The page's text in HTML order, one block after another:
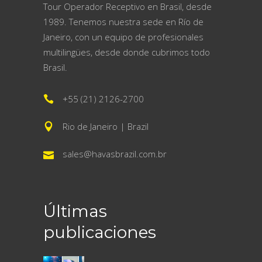
Tour Operador Receptivo en Brasil, desde
1989. Tenemos nuestra sede en Río de
Janeiro, con un equipo de profesionales
multilingües, desde donde cubrimos todo
Brasil.
+55 (21) 2126-2700
Rio de Janeiro | Brazil
sales@havasbrazil.com.br
Últimas
publicaciones